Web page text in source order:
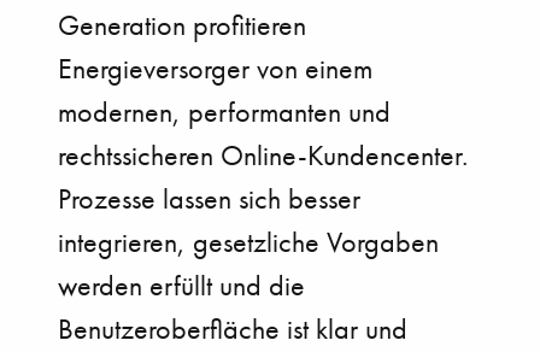
Generation profitieren
Energieversorger von einem
modernen, performanten und
rechtssicheren Online-Kundencenter.
Prozesse lassen sich besser
integrieren, gesetzliche Vorgaben
werden erfüllt und die
Benutzeroberfläche ist klar und